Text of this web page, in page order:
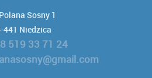
Sosny 1
441 Niedzica
519 33 71 24